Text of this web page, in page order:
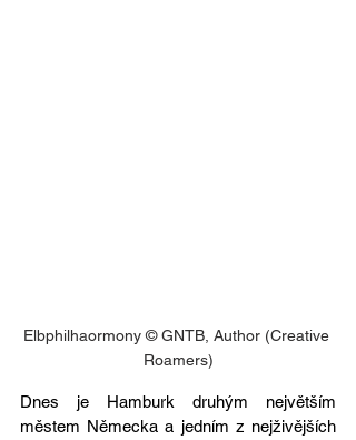
Elbphilhaormony © GNTB, Author (Creative
Roamers)
Dnes je Hamburk druhým největším
městem Německa a jedním z nejživějších